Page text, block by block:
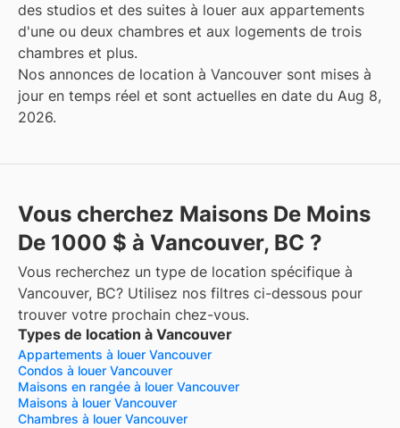
des studios et des suites à louer aux appartements
d'une ou deux chambres et aux logements de trois
chambres et plus.
Nos annonces de location à Vancouver sont mises à
jour en temps réel et sont actuelles en date du Aug 8,
2026.
Vous cherchez Maisons De Moins
De 1000 $ à Vancouver, BC ?
Vous recherchez un type de location spécifique à
Vancouver, BC? Utilisez nos filtres ci-dessous pour
trouver votre prochain chez-vous.
Types de location à Vancouver
Appartements à louer Vancouver
Condos à louer Vancouver
Maisons en rangée à louer Vancouver
Maisons à louer Vancouver
Chambres à louer Vancouver